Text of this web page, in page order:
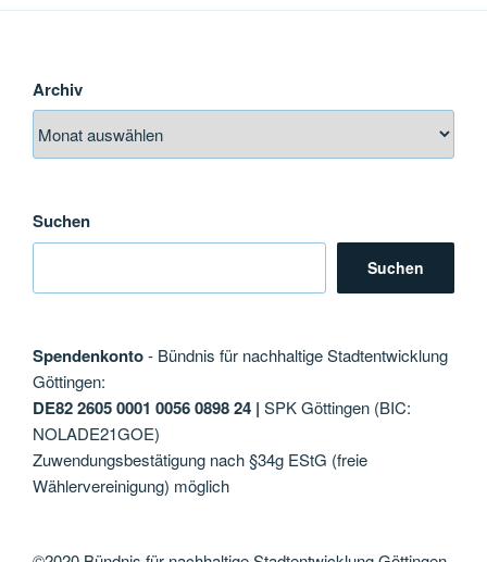
Archiv
Suchen
Suchen
Spendenkonto- Bündnis für nachhaltige Stadtentwicklung
Göttingen:
DE82 2605 0001 0056 0898 24 | SPK Göttingen (BIC:
NOLADE21GOE)
Zuwendungsbestätigung nach §34g EStG (freie
Wählervereinigung) möglich